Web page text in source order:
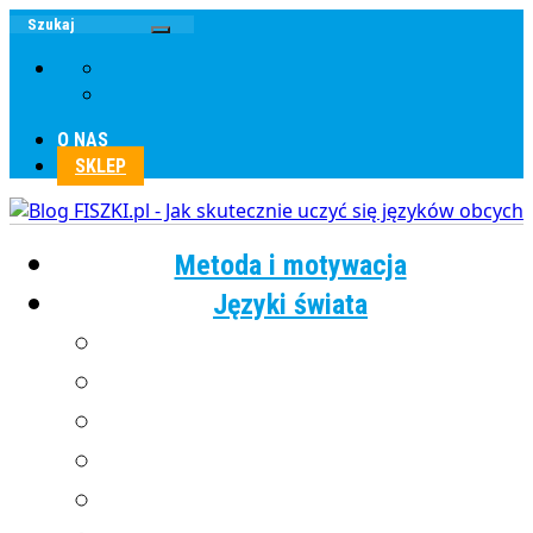
O NAS
SKLEP
Metoda i motywacja
Języki świata